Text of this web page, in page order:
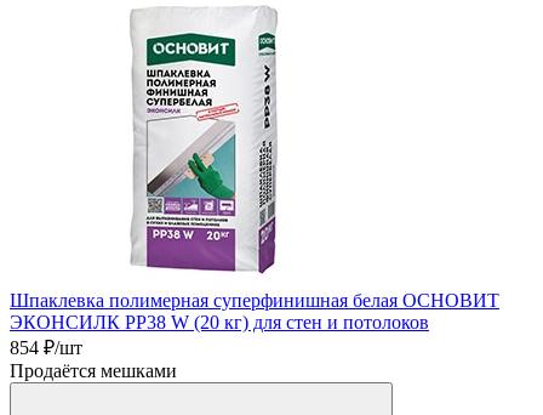
Шпаклевка полимерная суперфинишная белая ОСНОВИТ
ЭКОНСИЛК PP38 W (20 кг) для стен и потолоков
854 ₽/шт
Продаётся мешками